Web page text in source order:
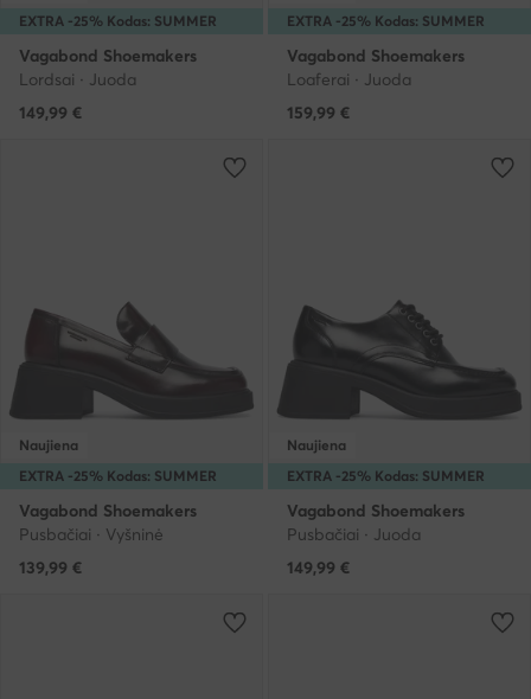
EXTRA -25% Kodas: SUMMER
Vagabond Shoemakers
Lordsai · Juoda
149,99 €
EXTRA -25% Kodas: SUMMER
Vagabond Shoemakers
Loaferai · Juoda
159,99 €
EXTRA -25% Kodas: SUMMER
Naujiena
Vagabond Shoemakers
Pusbačiai · Vyšninė
139,99 €
EXTRA -25% Kodas: SUMMER
Naujiena
Vagabond Shoemakers
Pusbačiai · Juoda
149,99 €